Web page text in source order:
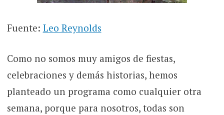
Fuente: Leo Reynolds
Como no somos muy amigos de fiestas,
celebraciones y demás historias, hemos
planteado un programa como cualquier otra
semana, porque para nosotros, todas son